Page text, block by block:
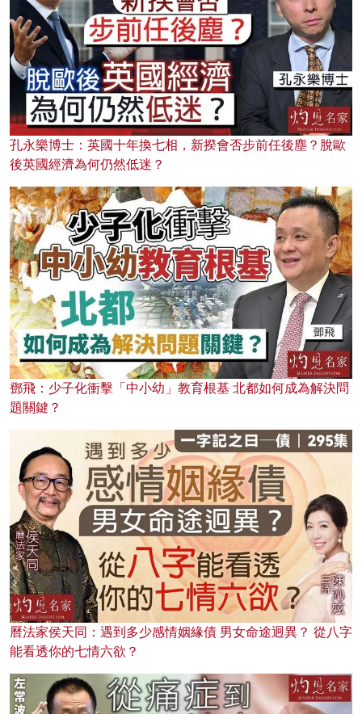
孔永樂博士：英國十年換七相，新揆會否步前任後塵？脫歐
後英國經濟為何仍然低迷？
鄧飛：少子化衝擊「中小幼」教育根基 北都如何成為解決問
題關鍵？
曆法家侯天同：遇到多少感情姻緣債 男女命途迥異？ 從八字
能看透你的七情六欲？